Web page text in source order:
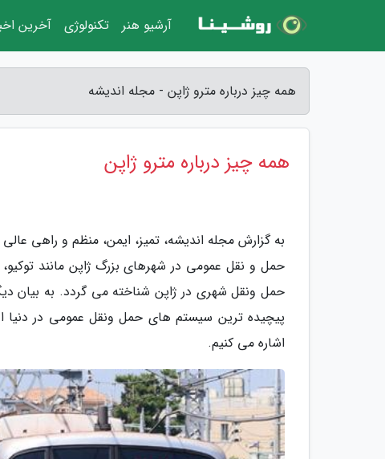
همه چیز درباره مترو ژاپن - مجله اندیشه
همه چیز درباره مترو ژاپن
به گزارش مجله اندیشه، تمیز، ایمن، منظم و راهی
حمل و نقل عمومی در شهرهای بزرگ ژاپن مانند
حمل ونقل شهری در ژاپن شناخته می گردد. به بیان
پیچیده ترین سیستم های حمل ونقل عمومی در دنیا
اشاره می کنیم.
آرشیو هنر تکنولوژی آخرین